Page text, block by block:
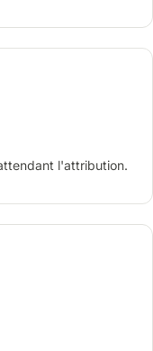
l'attribution.